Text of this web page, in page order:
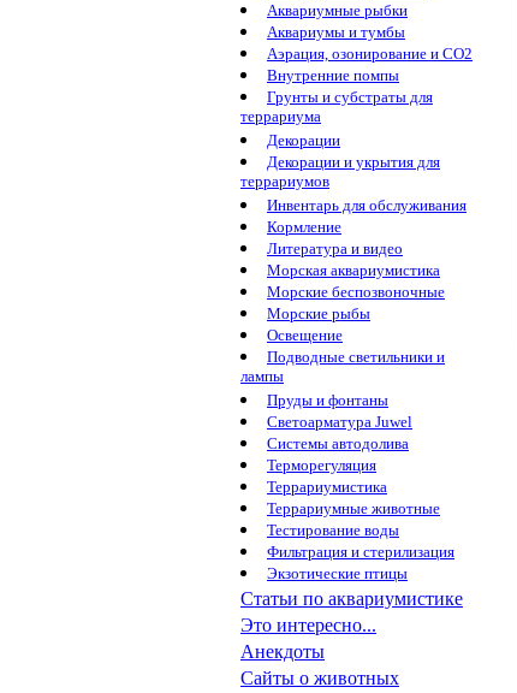
Аквариумные рыбки
Аквариумы и тумбы
Аэрация, озонирование и CO2
Внутренние помпы
Грунты и субстраты для
террариума
Декорации
Декорации и укрытия для
террариумов
Инвентарь для обслуживания
Кормление
Литература и видео
Морская аквариумистика
Морские беспозвоночные
Морские рыбы
Освещение
Подводные светильники и
лампы
Пруды и фонтаны
Светоарматура Juwel
Системы автодолива
Терморегуляция
Террариумистика
Террариумные животные
Тестирование воды
Фильтрация и стерилизация
Экзотические птицы
Статьи по аквариумистике
Это интересно...
Анекдоты
Сайты о животных